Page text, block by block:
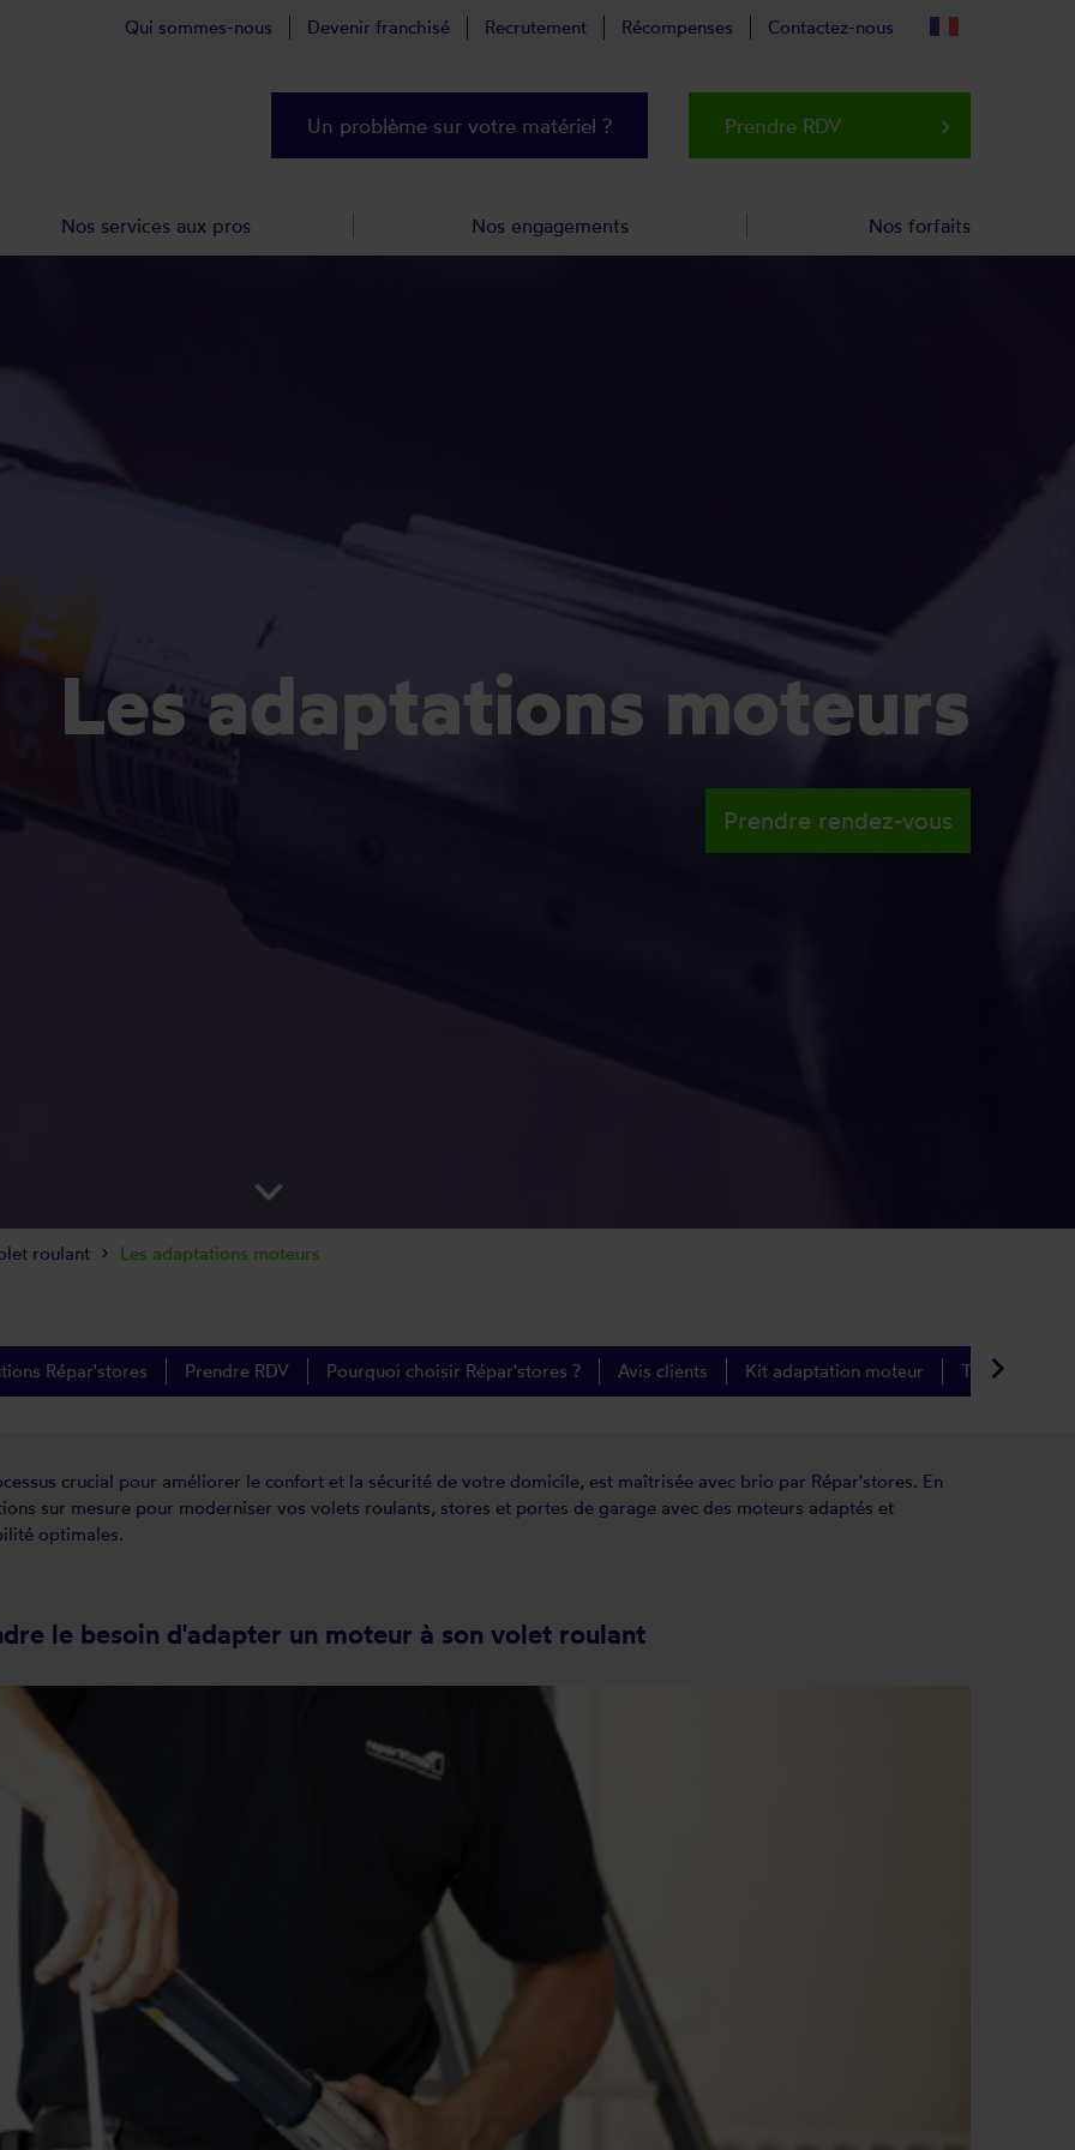
Les adaptations moteurs
Prendre rendez-vous
keyboard_arrow_down
Répar'stores Prendre RDV Pourquoi choisir Répar'stores ? Avis clients Kit adaptation moteur Types
keyboard_arrow_right
crucial pour améliorer le confort et la sécurité de votre domicile, est maîtrisée avec brio par Répar'stores. En
sur mesure pour moderniser vos volets roulants, stores et portes de garage avec des moteurs adaptés et
optimales.
le besoin d'adapter un moteur à son volet roulant
roulant Les adaptations moteurs
Qui sommes-nous Devenir franchisé Recrutement Récompenses Contactez-nous
Un problème sur votre matériel ? Prendre RDV keyboard_arrow_right
Nos services aux pros Nos engagements Nos forfaits